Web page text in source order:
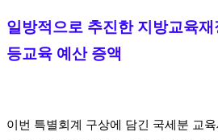
일방적으로 추진한 지방교육
등교육 예산 증액
이번 특별회계 구상에 담긴 국세분 교육